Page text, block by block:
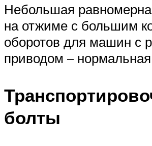
Небольшая
на отжиме с большим
оборотов для машин с
приводом –
болты